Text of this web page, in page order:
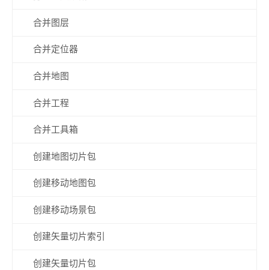
合并图层
合并定位器
合并地图
合并工程
合并工具箱
创建地图切片包
创建移动地图包
创建移动场景包
创建矢量切片索引
创建矢量切片包